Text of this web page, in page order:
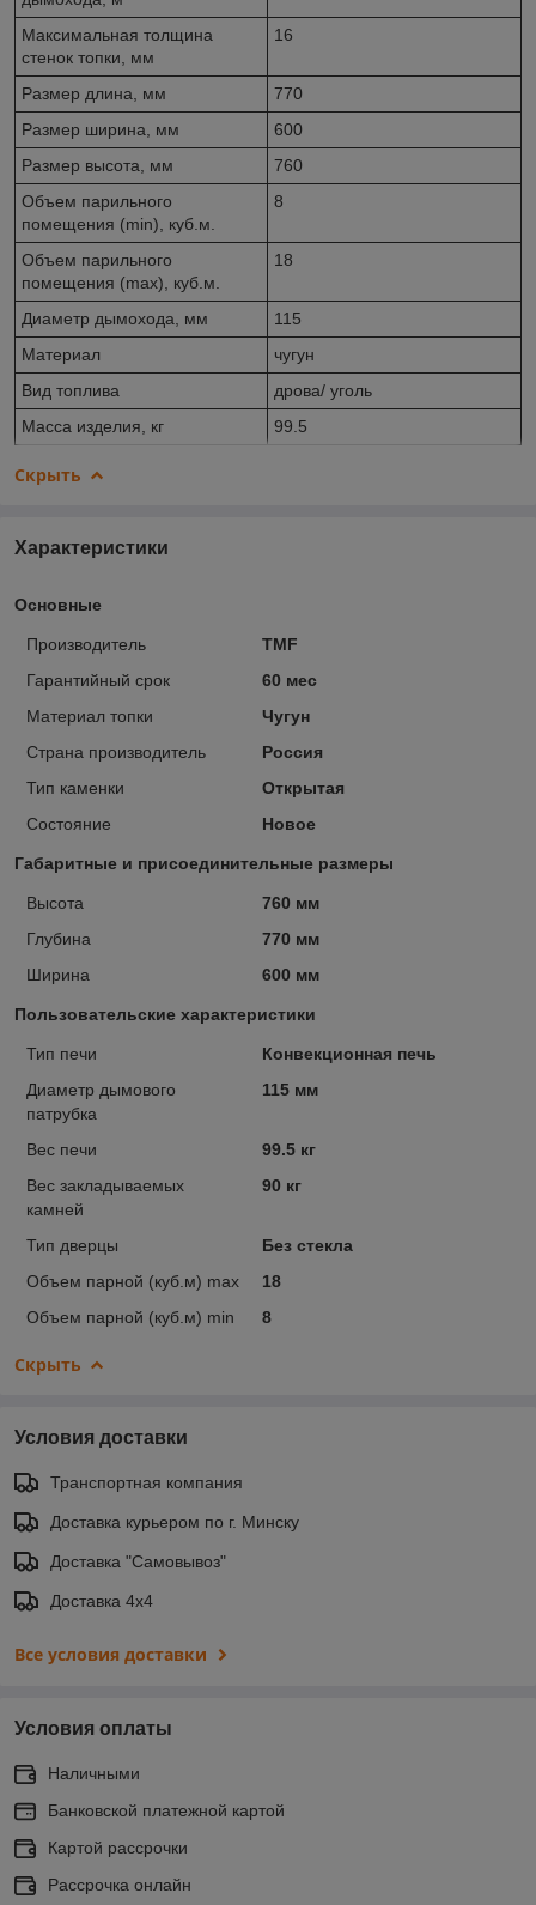
Максимальная толщина
стенок топки, мм
16
Размер длина, мм
770
Размер ширина, мм
600
Размер высота, мм
760
Объем парильного
помещения (min), куб.м.
8
Объем парильного
помещения (max), куб.м.
18
Диаметр дымохода, мм
115
Материал
чугун
Вид топлива
дрова/ уголь
Масса изделия, кг
99.5
Скрыть
Характеристики
Основные
Производитель
TMF
Гарантийный срок
60 мес
Материал топки
Чугун
Страна производитель
Россия
Тип каменки
Открытая
Состояние
Новое
Габаритные и присоединительные размеры
Высота
760 мм
Глубина
770 мм
Ширина
600 мм
Пользовательские характеристики
Тип печи
Конвекционная печь
Диаметр дымового
патрубка
115 мм
Вес печи
99.5 кг
Вес закладываемых
камней
90 кг
Тип дверцы
Без стекла
Объем парной (куб.м) max
18
Объем парной (куб.м) min
8
Скрыть
Условия доставки
Транспортная компания
Доставка курьером по г. Минску
Доставка "Самовывоз"
Доставка 4х4
Все условия доставки
Условия оплаты
Наличными
Банковской платежной картой
Картой рассрочки
Рассрочка онлайн